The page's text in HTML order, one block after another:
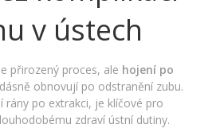
v ústech
přirozený proces, ale hojení po
obnovují po odstranění zubu.
rány po extrakci, je klíčové pro
zdraví ústní dutiny.